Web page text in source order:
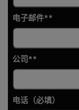
电子邮件*
公司*
电话（必填）